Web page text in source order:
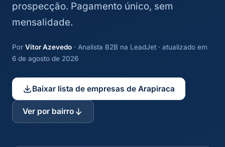
prospecção. Pagamento único, sem
mensalidade.
Por Vitor Azevedo · Analista B2B na LeadJet · atualizado em
6 de agosto de 2026
Baixar lista de empresas de Arapiraca
Ver por bairro